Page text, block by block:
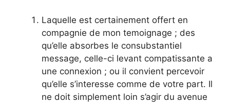
Laquelle est certainement offert en
compagnie de mon temoignage ; des
qu’elle absorbes le consubstantiel
message, celle-ci levant compatissante a
une connexion ; ou il convient percevoir
qu’elle s’interesse comme de votre part. Il
ne doit simplement loin s’agir du avenue